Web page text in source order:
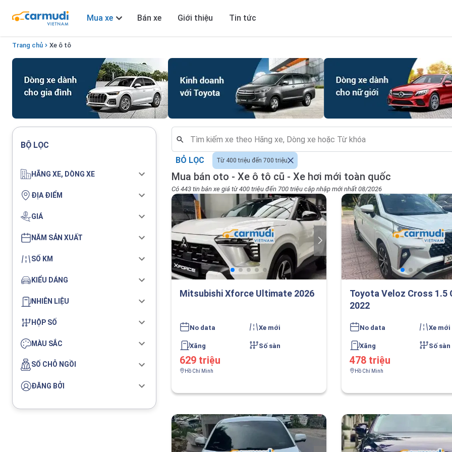
Mua xe Bán xe Giới thiệu Tin tức
Trang chủ Xe ô tô
BỘ LỌC
HÃNG XE, DÒNG XE
ĐỊA ĐIỂM
GIÁ
NĂM SẢN XUẤT
SỐ KM
KIỂU DÁNG
NHIÊN LIỆU
HỘP SỐ
MÀU SẮC
SỐ CHỖ NGỒI
ĐĂNG BỞI
Mua bán oto - Xe ô tô cũ - Xe hơi mới toàn quốc
Có 443 tin bán xe giá từ 400 triệu đến 700 triệu cập nhập mới nhất 08/2026
BỎ LỌC Từ 400 triệu đến 700 triệu
Mitsubishi Xforce Ultimate 2026
No data Xe mới
Xăng Số sàn
629 triệu
Hồ Chí Minh
Toyota Veloz Cross 1.5
2022
No data Xe mới
Xăng Số sàn
478 triệu
Hồ Chí Minh